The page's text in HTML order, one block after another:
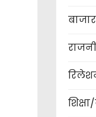
बाजार